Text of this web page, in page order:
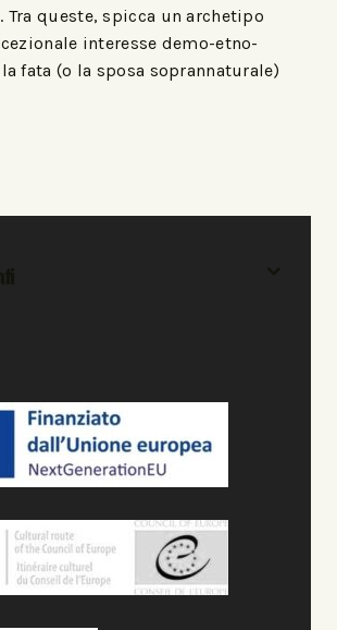
Tra queste, spicca un archetipo
interesse demo-etno-
fata (o la sposa soprannaturale)